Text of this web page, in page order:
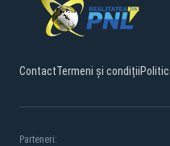
ContactTermeni și condiții
Parteneri: